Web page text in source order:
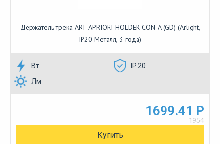
Держатель трека ART-APRIORI-HOLDER-CON-A (GD) (Arlight,
IP20 Металл, 3 года)
Вт
IP 20
Лм
1699.41 Р
1954
Купить